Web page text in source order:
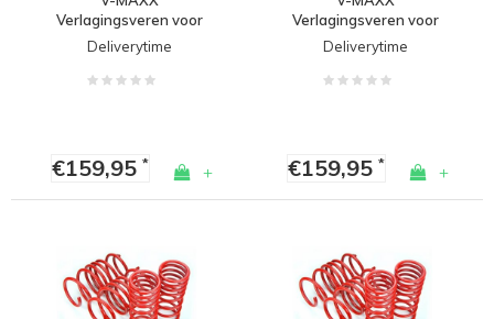
Verlagingsveren voor
Volkswagen Golf 7
Variant
Deliverytime
€159,95* +
Verlagingsveren voor
Volkswagen Golf 7 GTI /
GTD
Deliverytime
€159,95* +